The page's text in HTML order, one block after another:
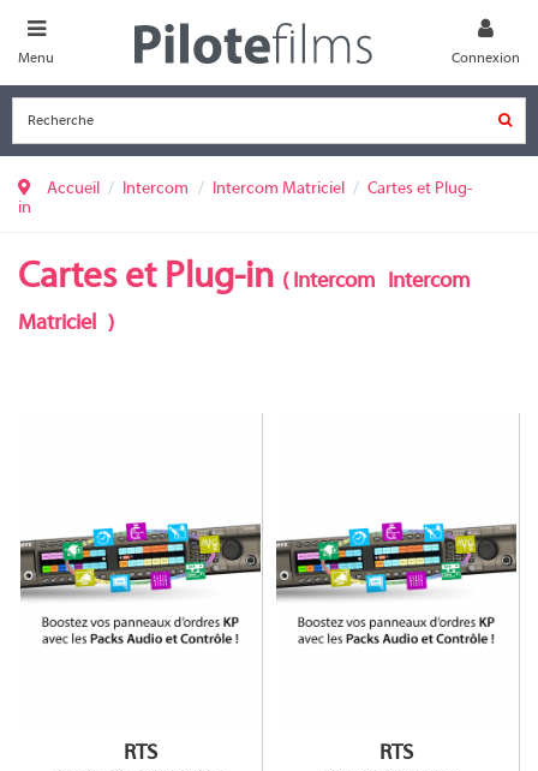
Menu Connexion
Accueil Intercom Intercom Matriciel
Cartes et Plug-
in
Cartes et Plug-in ( Intercom
Intercom
Matriciel )
RTS
Contrôle en temps réel
RTS
KP-PACK AUDIO-
CONTRÔLE
Augmente le potentiel